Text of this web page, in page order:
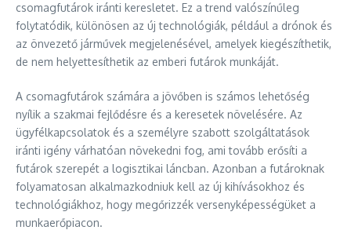
csomagfutárok iránti keresletet. Ez a trend valószínűleg
folytatódik, különösen az új technológiák, például a drónok és
az önvezető járművek megjelenésével, amelyek kiegészíthetik,
de nem helyettesíthetik az emberi futárok munkáját.
A csomagfutárok számára a jövőben is számos lehetőség
nyílik a szakmai fejlődésre és a keresetek növelésére. Az
ügyfélkapcsolatok és a személyre szabott szolgáltatások
iránti igény várhatóan növekedni fog, ami tovább erősíti a
futárok szerepét a logisztikai láncban. Azonban a futároknak
folyamatosan alkalmazkodniuk kell az új kihívásokhoz és
technológiákhoz, hogy megőrizzék versenyképességüket a
munkaerőpiacon.